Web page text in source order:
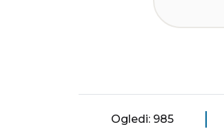
Ogledi: 985